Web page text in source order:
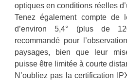
optiques en conditions réelles
Tenez également compte de
d’environ 5,4° (plus de
recommandé pour
paysages, bien que leur
puisse être limitée à courte
N’oubliez pas la certification